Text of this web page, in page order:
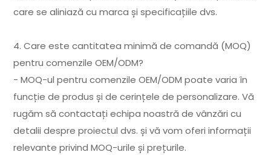
care se aliniază cu marca și specificațiile dvs.
4. Care este cantitatea minimă de comandă (MOQ)
pentru comenzile OEM/ODM?
- MOQ-ul pentru comenzile OEM/ODM poate varia în
funcție de produs și de cerințele de personalizare. Vă
rugăm să contactați echipa noastră de vânzări cu
detalii despre proiectul dvs. și vă vom oferi informații
relevante privind MOQ-urile și prețurile.